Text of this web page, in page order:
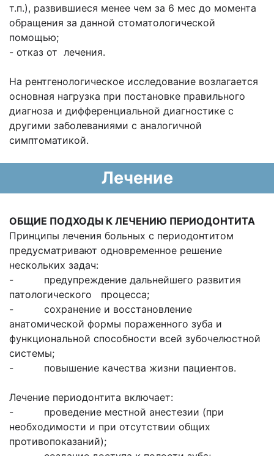
т.п.), развившиеся менее чем за 6 мес до момента
обращения за данной стоматологической
помощью;
- отказ от лечения.
На рентгенологическое исследование возлагается
основная нагрузка при постановке правильного
диагноза и дифференциальной диагностике с
другими заболеваниями с аналогичной
симптоматикой.
Лечение
ОБЩИЕ ПОДХОДЫ К ЛЕЧЕНИЮ ПЕРИОДОНТИТА
Принципы лечения больных с периодонтитом
предусматривают одновременное решение
нескольких задач:
- предупреждение дальнейшего развития
патологического процесса;
- сохранение и восстановление
анатомической формы пораженного зуба и
функциональной способности всей зубочелюстной
системы;
- повышение качества жизни пациентов.
Лечение периодонтита включает:
- проведение местной анестезии (при
необходимости и при отсутствии общих
противопоказаний);